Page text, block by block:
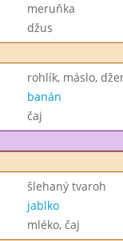
meruňka
džus
rohlík, máslo,
banán
čaj
šlehaný tvaroh
jablko
mléko, čaj